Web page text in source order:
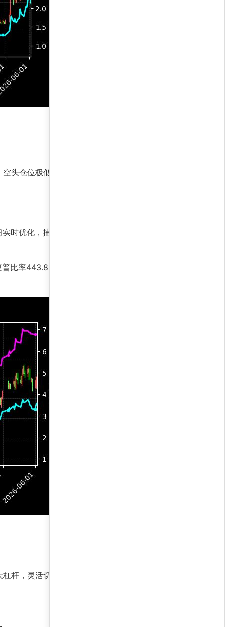
头仓位极低，资金持续流入高收益标的，持仓
时优化，捕捉债券市场的非对称收益机会，有
比率443.8，风险调整后收益极其出色，远超
杆，灵活切换风格，适应全球宏观经济波动。